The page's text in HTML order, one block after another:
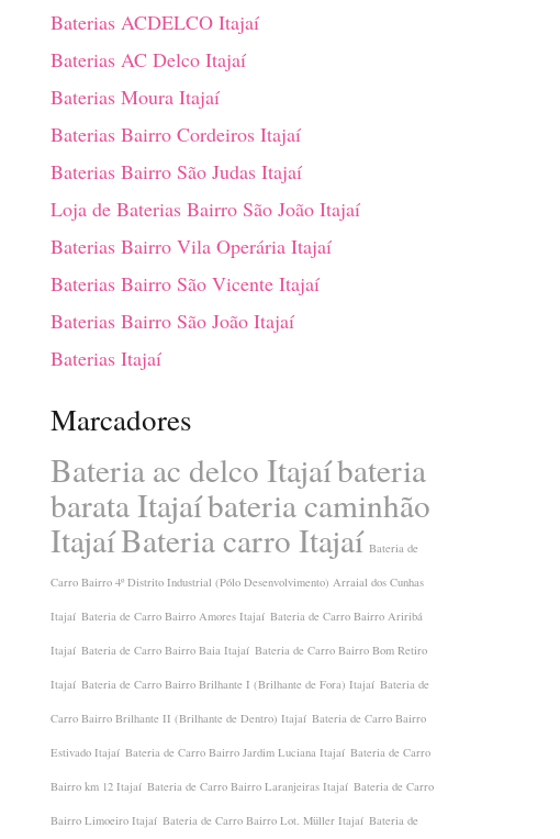
Baterias ACDELCO Itajaí
Baterias AC Delco Itajaí
Baterias Moura Itajaí
Baterias Bairro Cordeiros Itajaí
Baterias Bairro São Judas Itajaí
Loja de Baterias Bairro São João Itajaí
Baterias Bairro Vila Operária Itajaí
Baterias Bairro São Vicente Itajaí
Baterias Bairro São João Itajaí
Baterias Itajaí
Marcadores
Bateria ac delco Itajaíbateria
barata Itajaíbateria caminhão
ItajaíBateria carro Itajaí Bateria de
Carro Bairro 4º Distrito Industrial (Pólo Desenvolvimento) Arraial dos Cunhas
Itajaí Bateria de Carro Bairro Amores Itajaí Bateria de Carro Bairro Ariribá
Itajaí Bateria de Carro Bairro Baia Itajaí Bateria de Carro Bairro Bom Retiro
Itajaí Bateria de Carro Bairro Brilhante I (Brilhante de Fora) Itajaí Bateria de
Carro Bairro Brilhante II (Brilhante de Dentro) Itajaí Bateria de Carro Bairro
Estivado Itajaí Bateria de Carro Bairro Jardim Luciana Itajaí Bateria de Carro
Bairro km 12 Itajaí Bateria de Carro Bairro Laranjeiras Itajaí Bateria de Carro
Bairro Limoeiro Itajaí Bateria de Carro Bairro Lot. Müller Itajaí Bateria de